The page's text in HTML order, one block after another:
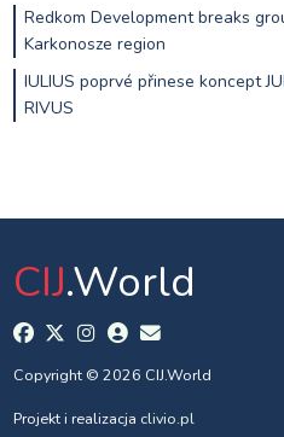
Redkom Development breaks
Karkonosze region
IULIUS poprvé přinese koncept
RIVUS
CIJ.World
Copyright © 2026 CIJ.World
Projekt i realizacja clivio.pl